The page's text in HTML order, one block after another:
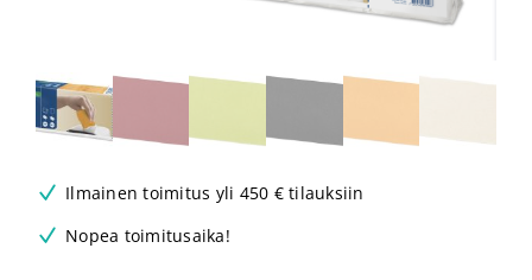
Ilmainen toimitus yli 450 € tilauksiin
Nopea toimitusaika!